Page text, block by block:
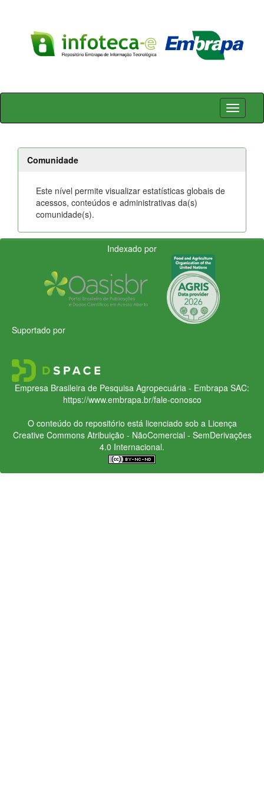
Skip
Comunidade
Este nível permite visualizar estatísticas globais de
acessos, conteúdos e administrativas da(s)
comunidade(s).
Indexado por
Suportado por
Empresa Brasileira de Pesquisa Agropecuária - Embrapa SAC:
https://www.embrapa.br/fale-conosco
O conteúdo do repositório está licenciado sob a Licença
Creative CommonsAtribuição - NãoComercial - SemDerivações
4.0 Internacional.